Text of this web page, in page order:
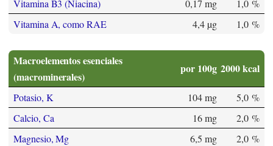
Vitamina B3 (Niacina) 0,17 mg
1,0 %
Vitamina A, como RAE
4,4 µg 1,0 %
Macroelementos esenciales
(macrominerales)
por 100g 2000 kcal
Potasio, K 104 mg
5,0 %
Calcio, Ca
16 mg
2,0 %
Magnesio, Mg
6,5 mg
2,0 %